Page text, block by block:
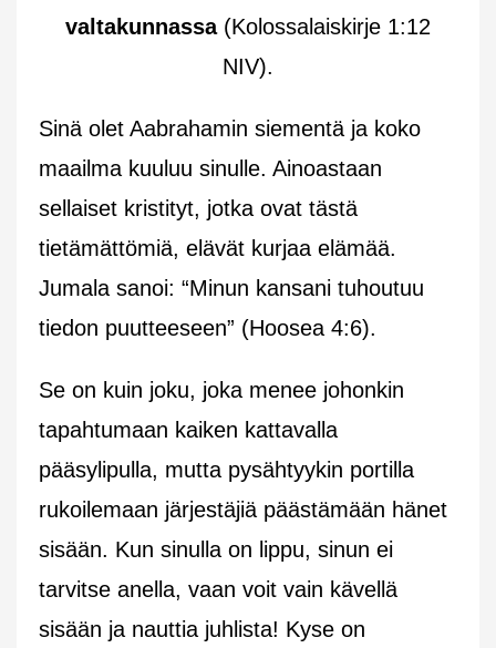
valtakunnassa(Kolossalaiskirje 1:12
NIV).
Sinä olet Aabrahamin siementä ja koko
maailma kuuluu sinulle. Ainoastaan
sellaiset kristityt, jotka ovat tästä
tietämättömiä, elävät kurjaa elämää.
Jumala sanoi: “Minun kansani tuhoutuu
tiedon puutteeseen” (Hoosea 4:6).
Se on kuin joku, joka menee johonkin
tapahtumaan kaiken kattavalla
pääsylipulla, mutta pysähtyykin portilla
rukoilemaan järjestäjiä päästämään hänet
sisään. Kun sinulla on lippu, sinun ei
tarvitse anella, vaan voit vain kävellä
sisään ja nauttia juhlista! Kyse on